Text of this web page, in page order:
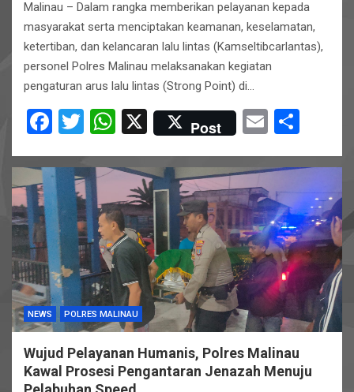
Malinau – Dalam rangka memberikan pelayanan kepada
masyarakat serta menciptakan keamanan, keselamatan,
ketertiban, dan kelancaran lalu lintas (Kamseltibcarlantas),
personel Polres Malinau melaksanakan kegiatan
pengaturan arus lalu lintas (Strong Point) di…
F
ce
b
o
o
k
T
tt
er
W
at
s
A
p
p
X Post
E
ail ar
e
NEWS POLRES MALINAU
Wujud Pelayanan Humanis, Polres Malinau
Kawal Prosesi Pengantaran Jenazah Menuju